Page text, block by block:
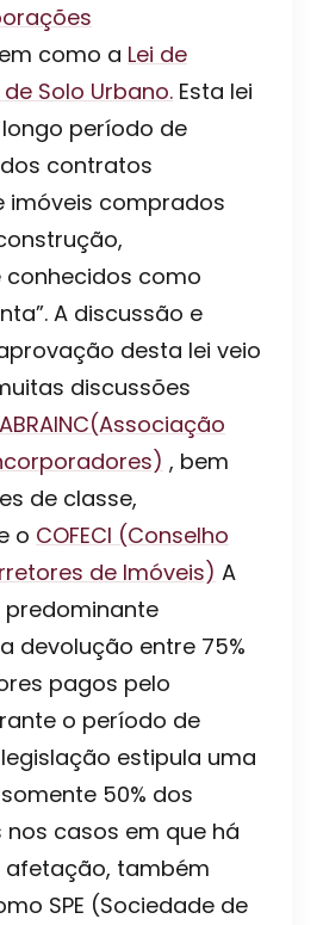
como a Lei de
Solo Urbano. Esta lei
período de
contratos
imóveis comprados
como
A discussão e
desta lei veio
discussões
ABRAINC(Associação
, bem
de classe,
o COFECI (Conselho
de Imóveis) A
predominante
devolução entre 75%
pagos pelo
o período de
estipula uma
50% dos
casos em que há
também
SPE (Sociedade de